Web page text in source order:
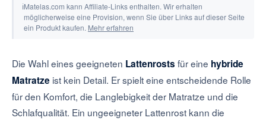
ℹMatelas.com kann Affiliate-Links enthalten. Wir erhalten
möglicherweise eine Provision, wenn Sie über Links auf dieser Seite
ein Produkt kaufen. Mehr erfahren
Die Wahl eines geeigneten Lattenrosts für eine hybride
Matratze ist kein Detail. Er spielt eine entscheidende Rolle
für den Komfort, die Langlebigkeit der Matratze und die
Schlafqualität. Ein ungeeigneter Lattenrost kann die